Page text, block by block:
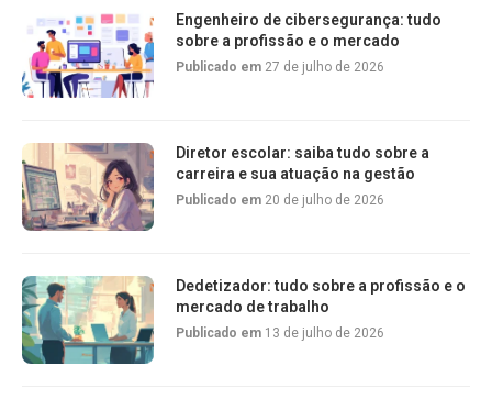
Engenheiro de cibersegurança: tudo
sobre a profissão e o mercado
Publicado em 27 de julho de 2026
Diretor escolar: saiba tudo sobre a
carreira e sua atuação na gestão
Publicado em 20 de julho de 2026
Dedetizador: tudo sobre a profissão e o
mercado de trabalho
Publicado em 13 de julho de 2026